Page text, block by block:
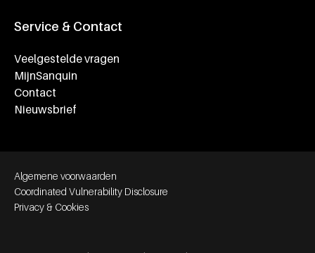
Service & Contact
Veelgestelde vragen
MijnSanquin
Contact
Nieuwsbrief
Footer bottom navigation
Algemene voorwaarden
Coordinated Vulnerability Disclosure
Privacy & Cookies